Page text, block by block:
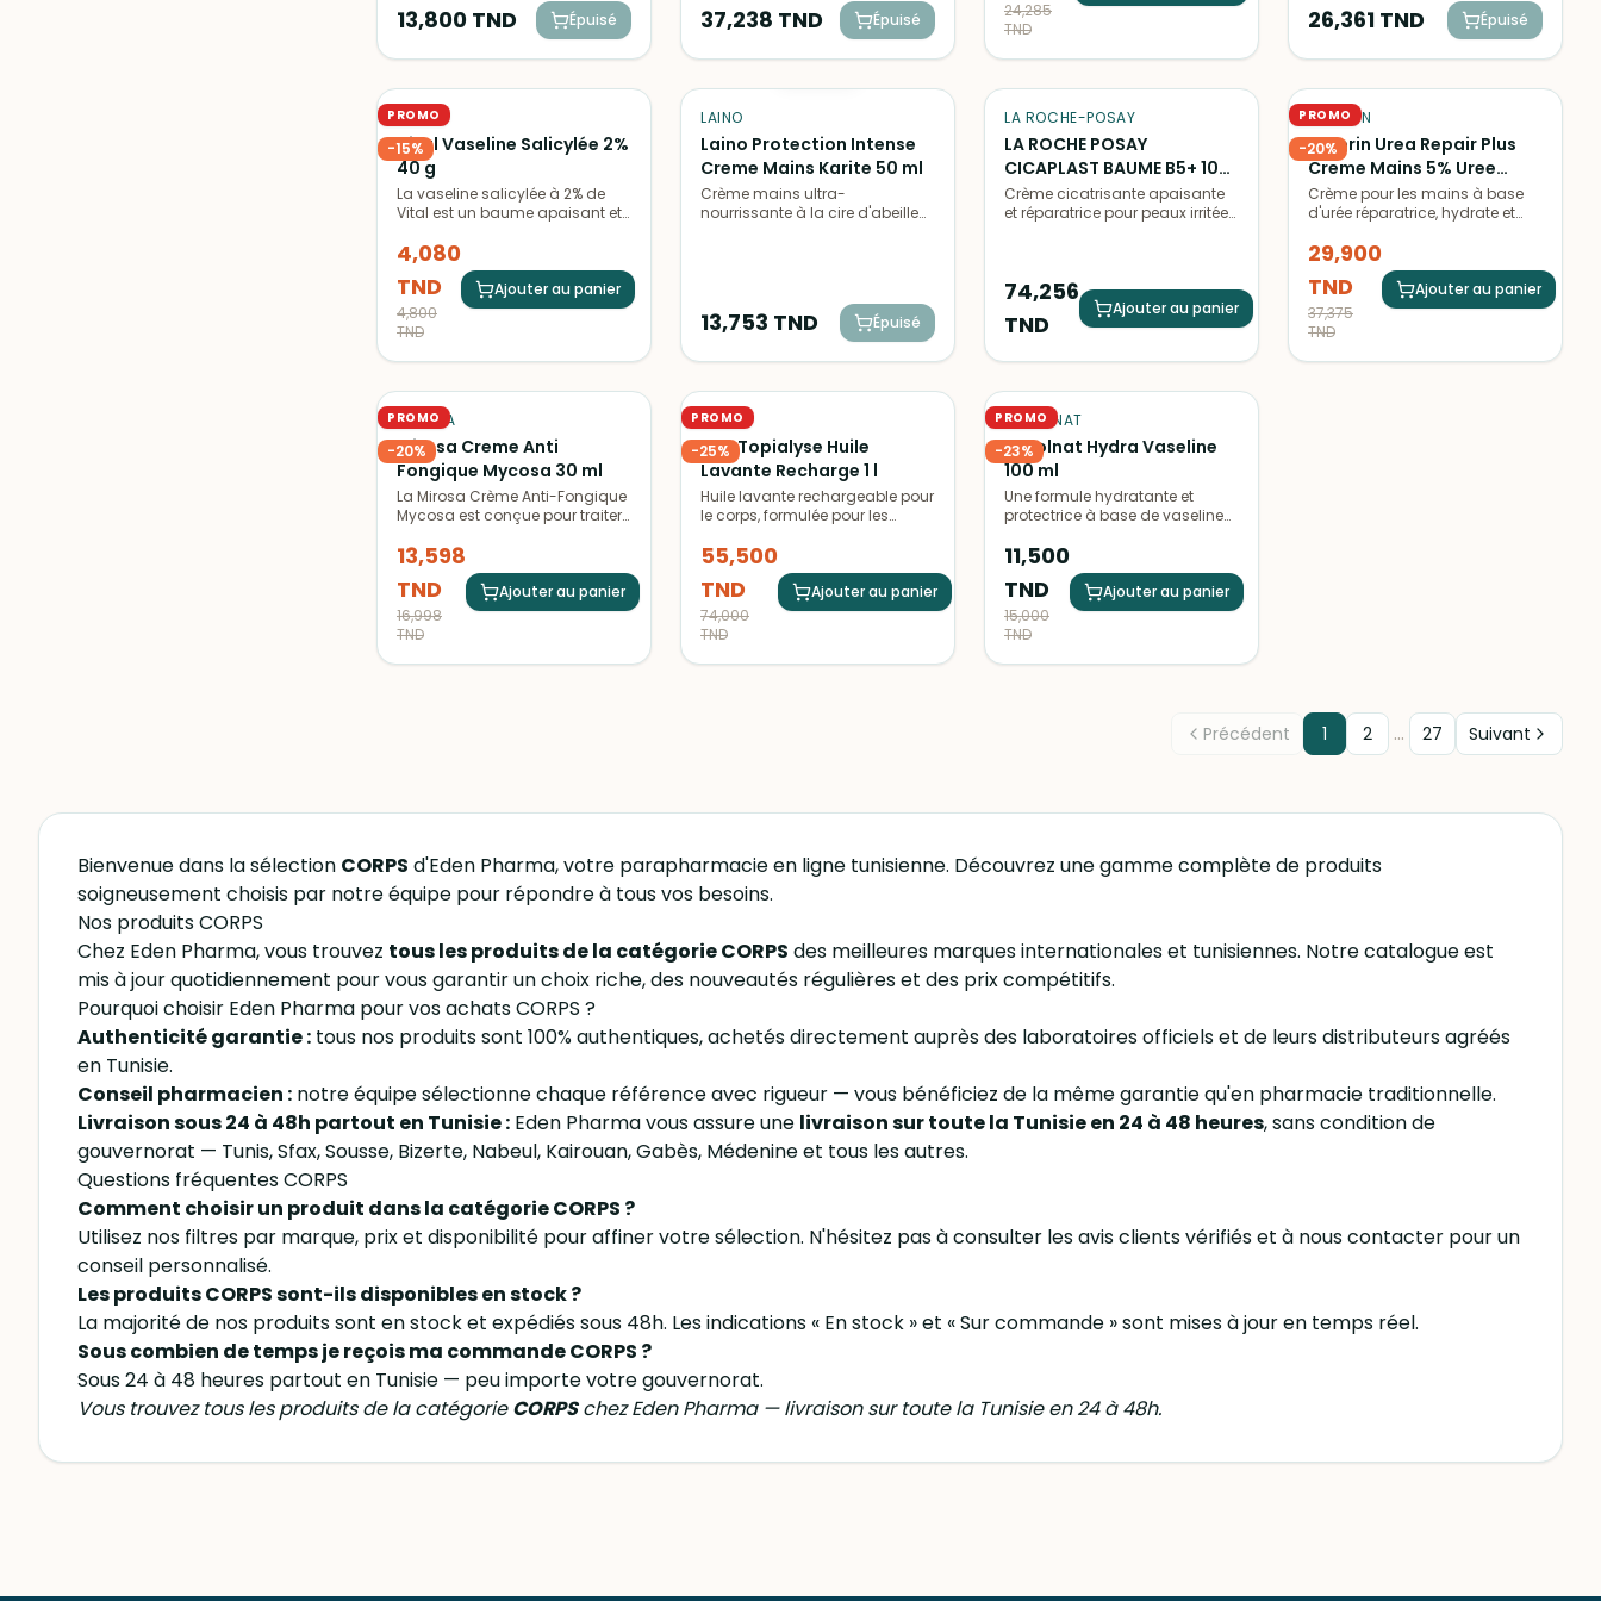
13,800 TND Épuisé 37,238 TND Épuisé
24,285
TND
aider à améliorer l’apparence
des cicatrices, vergetures et irrégularités
du teint. Cette huile légère
pénètre rapidement sans laisser
intensément la peau.
26,361 TND Épuisé
PROMO
-15%
VITAL
Vital Vaseline Salicylée 2%
40 g
La vaseline salicylée à 2% de
Vital est un baume apaisant et
sèches et rugueuses.
4,080
TND
4,800
TND
Ajouter au panier
ÉPUISÉ
LAINO
Laino Protection Intense
Creme Mains Karite 50 ml
Crème mains ultra-
nourrissante à la cire d'abeille
13,753 TND Épuisé
LA ROCHE-POSAY
LA ROCHE POSAY
CICAPLAST BAUME B5+ 100
ML
Crème cicatrisante apaisante
et réparatrice pour peaux irritées
sensibles.
74,256
TND
Ajouter au panier
PROMO
-20%
EUCERIN
Eucerin Urea Repair Plus
Creme Mains 5% Uree
Reparatrice 75 ml
Crème pour les mains à base
d'urée réparatrice, hydrate et
abîmées. Idéale pour réparer et
apaiser les mains desséchées.
29,900
TND
37,375
TND
Ajouter au panier
PROMO
-20%
MIROSA
Mirosa Creme Anti
Fongique Mycosa 30 ml
La Mirosa Crème Anti-Fongique
Mycosa est conçue pour traiter
fongiques cutanées. Elle
contient des ingrédients actifs
antifongiques qui aident à
éliminer les champignons
responsables des infections et
associés, comme les
13,598
TND
16,998
TND
Ajouter au panier
PROMO
-25%
SVR
SVR Topialyse Huile
Lavante Recharge 1 l
Huile lavante rechargeable pour
le corps, formulée pour les
Nettoie en douceur, nourrit et
protège la peau. de la marque
SVR.
55,500
TND
74,000
TND
Ajouter au panier
PROMO
-23%
CYTOLNAT
Cytolnat Hydra Vaseline
100 ml
Une formule hydratante et
protectrice à base de vaseline
Idéal pour les peaux sèches et
abîmées.
11,500
TND
15,000
TND
Ajouter au panier
Précédent 1 2 … 27 Suivant
Bienvenue dans la sélection CORPS d'Eden Pharma, votre parapharmacie en ligne tunisienne. Découvrez une gamme complète de produits
soigneusement choisis par notre équipe pour répondre à tous vos besoins.
Nos produits CORPS
Chez Eden Pharma, vous trouvez tous les produits de la catégorie CORPS des meilleures marques internationales et tunisiennes. Notre catalogue est
mis à jour quotidiennement pour vous garantir un choix riche, des nouveautés régulières et des prix compétitifs.
Pourquoi choisir Eden Pharma pour vos achats CORPS ?
Authenticité garantie : tous nos produits sont 100% authentiques, achetés directement auprès des laboratoires officiels et de leurs distributeurs agréés
en Tunisie.
Conseil pharmacien : notre équipe sélectionne chaque référence avec rigueur — vous bénéficiez de la même garantie qu'en pharmacie traditionnelle.
Livraison sous 24 à 48h partout en Tunisie : Eden Pharma vous assure une livraison sur toute la Tunisie en 24 à 48 heures, sans condition de
gouvernorat — Tunis, Sfax, Sousse, Bizerte, Nabeul, Kairouan, Gabès, Médenine et tous les autres.
Questions fréquentes CORPS
Comment choisir un produit dans la catégorie CORPS ?
Utilisez nos filtres par marque, prix et disponibilité pour affiner votre sélection. N'hésitez pas à consulter les avis clients vérifiés et à nous contacter pour un
conseil personnalisé.
Les produits CORPS sont-ils disponibles en stock ?
La majorité de nos produits sont en stock et expédiés sous 48h. Les indications « En stock » et « Sur commande » sont mises à jour en temps réel.
Sous combien de temps je reçois ma commande CORPS ?
Sous 24 à 48 heures partout en Tunisie — peu importe votre gouvernorat.
Vous trouvez tous les produits de la catégorieCORPSchez Eden Pharma — livraison sur toute la Tunisie en 24 à 48h.